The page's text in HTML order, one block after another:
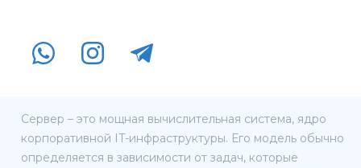
Сервер – это мощная вычислительная система, ядро
корпоративной IT-инфраструктуры. Его модель обычно
определяется в зависимости от задач, которые